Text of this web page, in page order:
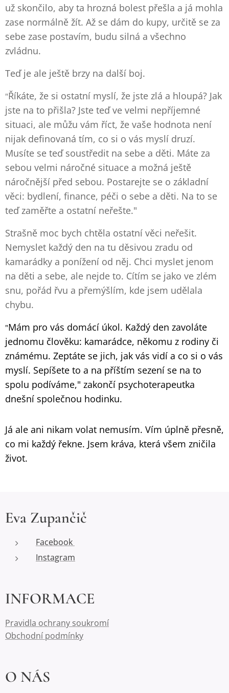
už skončilo, aby ta hrozná bolest přešla a já mohla
zase normálně žít. Až se dám do kupy, určitě se za
sebe zase postavím, budu silná a všechno
zvládnu.
Teď je ale ještě brzy na další boj.
"Říkáte, že si ostatní myslí, že jste zlá a hloupá? Jak
jste na to přišla? Jste teď ve velmi nepříjemné
situaci, ale můžu vám říct, že vaše hodnota není
nijak definovaná tím, co si o vás myslí druzí.
Musíte se teď soustředit na sebe a děti. Máte za
sebou velmi náročné situace a možná ještě
náročnější před sebou. Postarejte se o základní
věci: bydlení, finance, péči o sebe a děti. Na to se
teď zaměřte a ostatní neřešte."
Strašně moc bych chtěla ostatní věci neřešit.
Nemyslet každý den na tu děsivou zradu od
kamarádky a ponížení od něj. Chci myslet jenom
na děti a sebe, ale nejde to. Cítím se jako ve zlém
snu, pořád řvu a přemýšlím, kde jsem udělala
chybu.
"Mám pro vás domácí úkol. Každý den zavoláte
jednomu člověku: kamarádce, někomu z rodiny či
známému. Zeptáte se jich, jak vás vidí a co si o vás
myslí. Sepíšete to a na příštím sezení se na to
spolu podíváme," zakončí psychoterapeutka
dnešní společnou hodinku.
Já ale ani nikam volat nemusím. Vím úplně přesně,
co mi každý řekne. Jsem kráva, která všem zničila
život.
Eva Zupančič
Facebook
Instagram
INFORMACE
Pravidla ochrany soukromí
Obchodní podmínky
O NÁS